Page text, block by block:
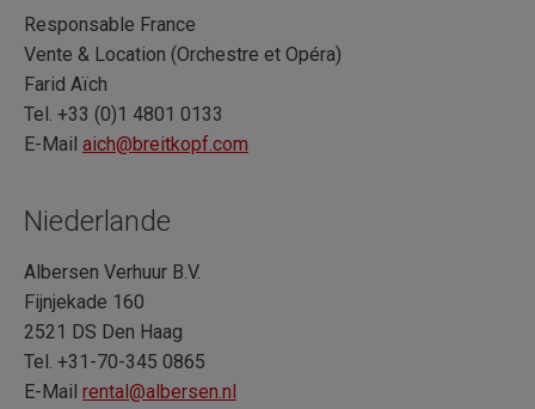
Responsable France
Vente & Location (Orchestre et Opéra)
Farid Aïch
Tel. +33 (0)1 4801 0133
E-Mail aich@breitkopf.com
Niederlande
Albersen Verhuur B.V.
Fijnjekade 160
2521 DS Den Haag
Tel. +31-70-345 0865
E-Mail rental@albersen.nl